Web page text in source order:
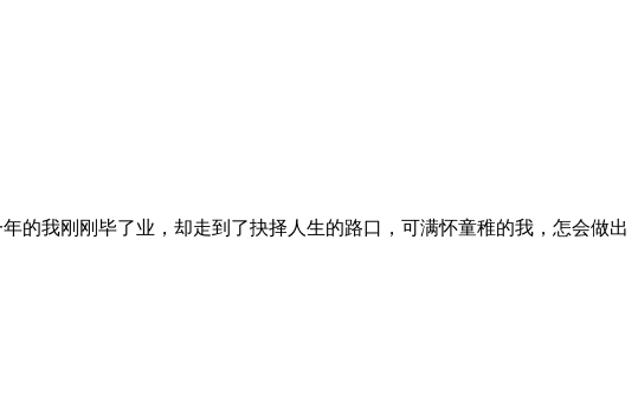
的我刚刚毕了业，却走到了抉择人生的路口，可满怀童稚的我，怎会做出